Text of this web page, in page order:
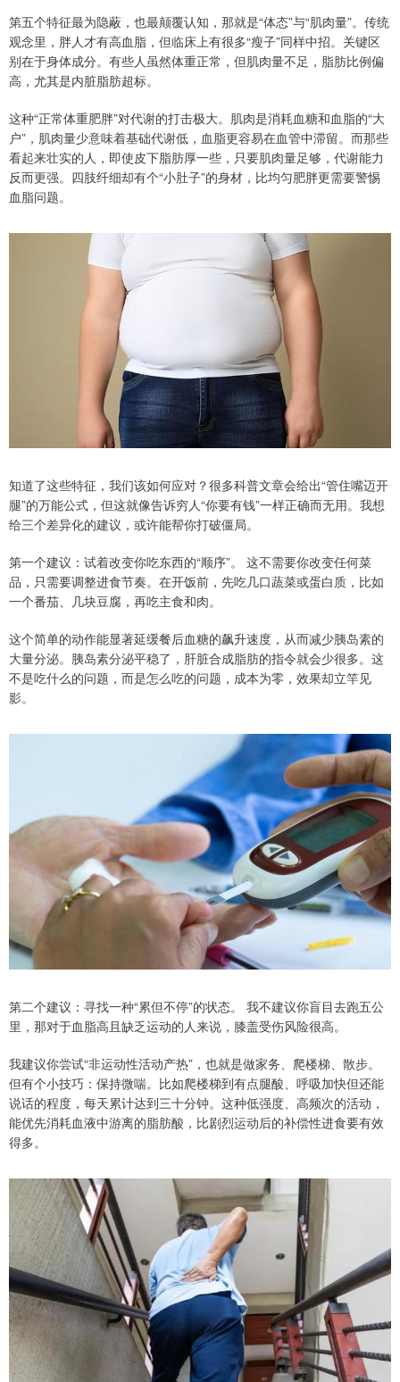
第五个特征最为隐蔽，也最颠覆认知，那就是“体态”与“肌肉量”。传统
观念里，胖人才有高血脂，但临床上有很多“瘦子”同样中招。关键区
别在于身体成分。有些人虽然体重正常，但肌肉量不足，脂肪比例偏
高，尤其是内脏脂肪超标。
这种“正常体重肥胖”对代谢的打击极大。肌肉是消耗血糖和血脂的“大
户”，肌肉量少意味着基础代谢低，血脂更容易在血管中滞留。而那些
看起来壮实的人，即使皮下脂肪厚一些，只要肌肉量足够，代谢能力
反而更强。四肢纤细却有个“小肚子”的身材，比均匀肥胖更需要警惕
血脂问题。
知道了这些特征，我们该如何应对？很多科普文章会给出“管住嘴迈开
腿”的万能公式，但这就像告诉穷人“你要有钱”一样正确而无用。我想
给三个差异化的建议，或许能帮你打破僵局。
第一个建议：试着改变你吃东西的“顺序”。 这不需要你改变任何菜
品，只需要调整进食节奏。在开饭前，先吃几口蔬菜或蛋白质，比如
一个番茄、几块豆腐，再吃主食和肉。
这个简单的动作能显著延缓餐后血糖的飙升速度，从而减少胰岛素的
大量分泌。胰岛素分泌平稳了，肝脏合成脂肪的指令就会少很多。这
不是吃什么的问题，而是怎么吃的问题，成本为零，效果却立竿见
影。
第二个建议：寻找一种“累但不停”的状态。 我不建议你盲目去跑五公
里，那对于血脂高且缺乏运动的人来说，膝盖受伤风险很高。
我建议你尝试“非运动性活动产热”，也就是做家务、爬楼梯、散步。
但有个小技巧：保持微喘。比如爬楼梯到有点腿酸、呼吸加快但还能
说话的程度，每天累计达到三十分钟。这种低强度、高频次的活动，
能优先消耗血液中游离的脂肪酸，比剧烈运动后的补偿性进食要有效
得多。